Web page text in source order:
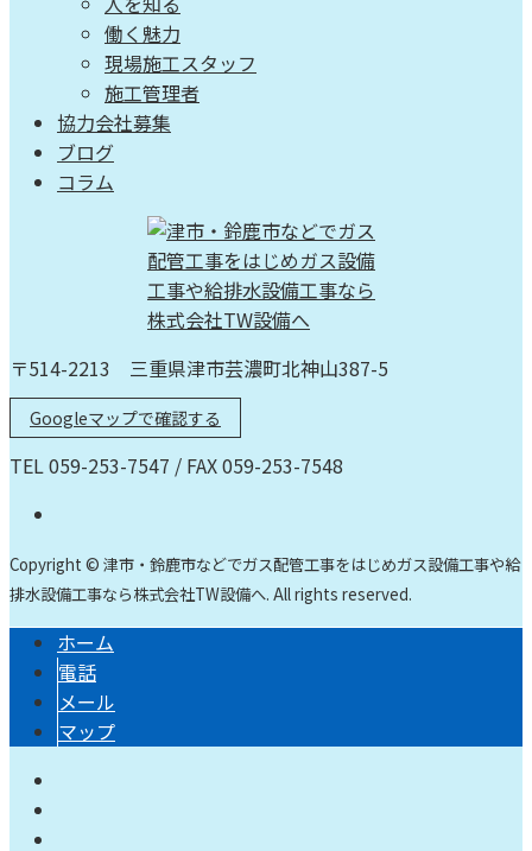
働く魅力
現場施工スタッフ
施工管理者
協力会社募集
ブログ
コラム
〒514-2213 三重県津市芸濃町北神山387-5
Googleマップで確認する
TEL 059-253-7547 / FAX 059-253-7548
Copyright © 津市・鈴鹿市などでガス配管工事をはじめガス設備工事や給
排水設備工事なら株式会社TW設備へ. All rights reserved.
ホーム
電話
メール
マップ